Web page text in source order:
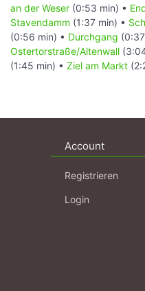
an der Weser (0:53 min) •
Stavendamm (1:37 min) •
(0:56 min) • Durchgang
Ostertorstraße/Altenwall
(1:45 min) • Ziel am Markt
Account
Registrieren
Login